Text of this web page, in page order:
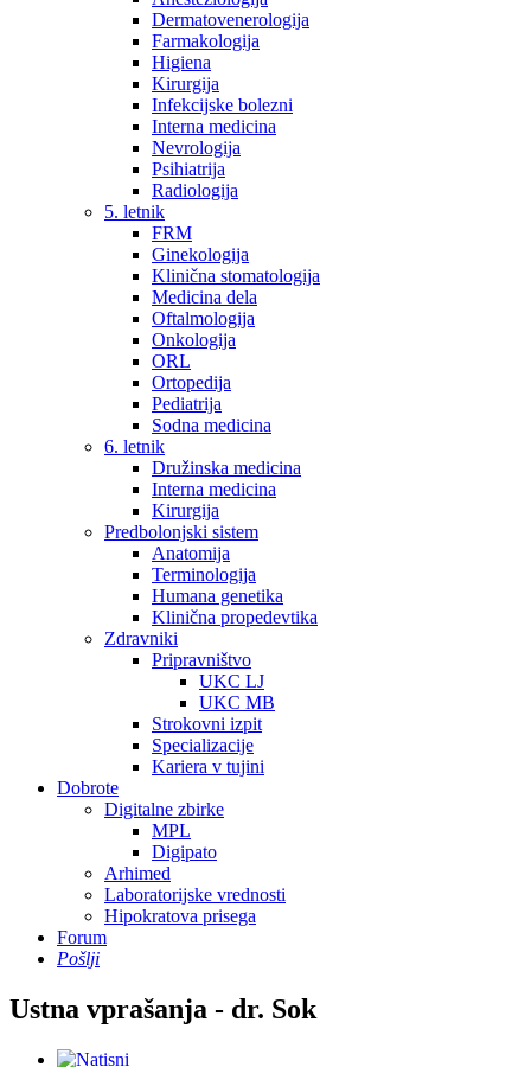
Dermatovenerologija
Farmakologija
Higiena
Kirurgija
Infekcijske bolezni
Interna medicina
Nevrologija
Psihiatrija
Radiologija
5. letnik
FRM
Ginekologija
Klinična stomatologija
Medicina dela
Oftalmologija
Onkologija
ORL
Ortopedija
Pediatrija
Sodna medicina
6. letnik
Družinska medicina
Interna medicina
Kirurgija
Predbolonjski sistem
Anatomija
Terminologija
Humana genetika
Klinična propedevtika
Zdravniki
Pripravništvo
UKC LJ
UKC MB
Strokovni izpit
Specializacije
Kariera v tujini
Dobrote
Digitalne zbirke
MPL
Digipato
Arhimed
Laboratorijske vrednosti
Hipokratova prisega
Forum
Pošlji
Ustna vprašanja - dr. Sok